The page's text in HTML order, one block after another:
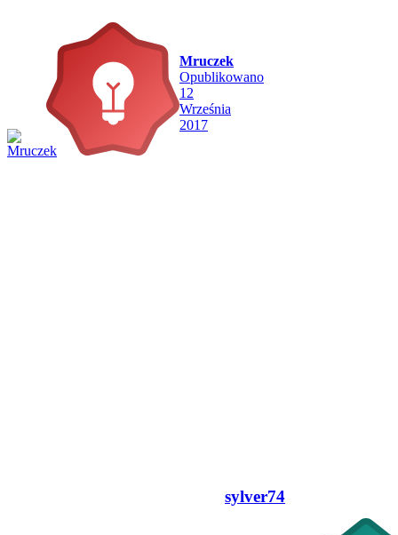
Mruczek
Opublikowano
12
Września
2017
sylver74